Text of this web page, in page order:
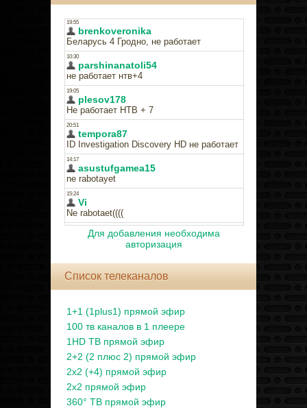
Для добавления необходима
авторизация
Список телеканалов
1+1 (1plus1) прямой эфир
100 тв каналов в 1 плеере
1HD ТВ прямой эфир
2+2 (2 плюс 2) прямой эфир
2x2 (+4) прямой эфир
2x2 прямой эфир
360° ТВ прямой эфир